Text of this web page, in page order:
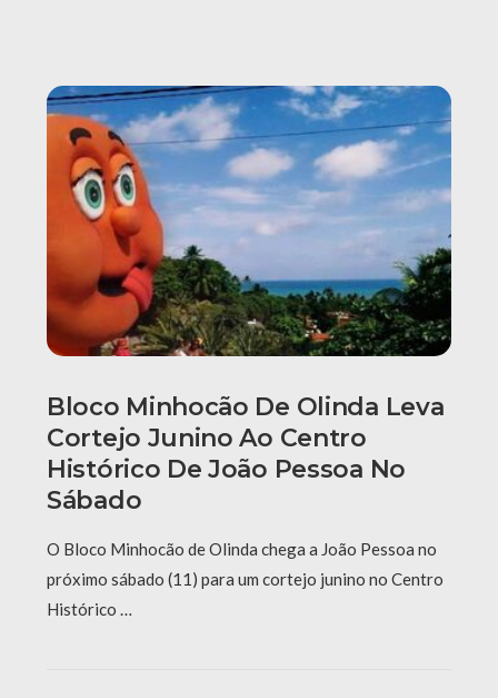
Bloco Minhocão De Olinda Leva
Cortejo Junino Ao Centro
Histórico De João Pessoa No
Sábado
O Bloco Minhocão de Olinda chega a João Pessoa no
próximo sábado (11) para um cortejo junino no Centro
Histórico …